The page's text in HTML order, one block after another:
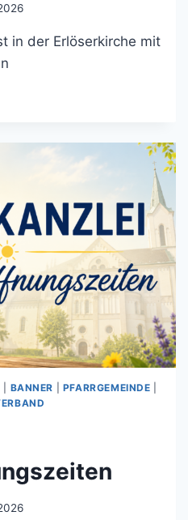
in der Erlöserkirche mit
BANNER PFARRGEMEINDE